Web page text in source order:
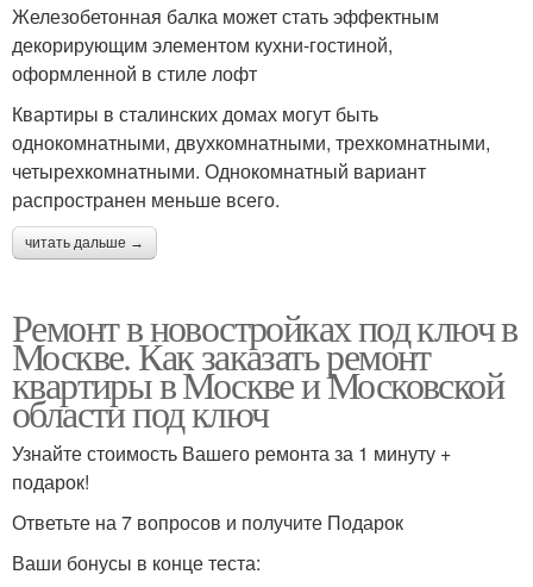
Железобетонная балка может стать эффектным
декорирующим элементом кухни-гостиной,
оформленной в стиле лофт
Квартиры в сталинских домах могут быть
однокомнатными, двухкомнатными, трехкомнатными,
четырехкомнатными. Однокомнатный вариант
распространен меньше всего.
читать дальше →
Ремонт в новостройках под ключ в
Москве. Как заказать ремонт
квартиры в Москве и Московской
области под ключ
Узнайте стоимость Вашего ремонта за 1 минуту +
подарок!
Ответьте на 7 вопросов и получите Подарок
Ваши бонусы в конце теста: